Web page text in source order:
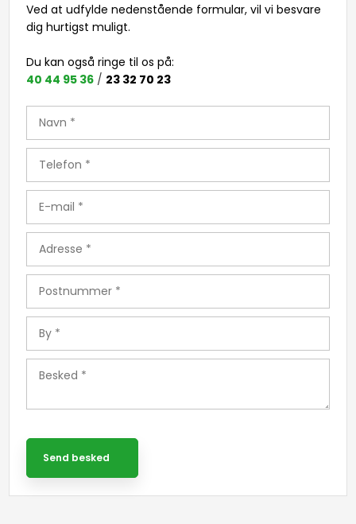
Ved at udfylde nedenstående formular, vil vi besvare
dig hurtigst muligt​.
Du kan også ringe til os på: ​
40 44 95 36 / 23 32 70 23